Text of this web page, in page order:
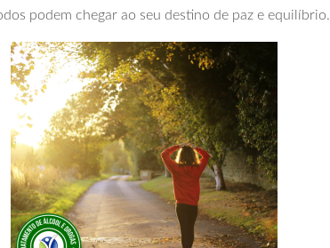
podem chegar ao seu destino de paz e equilíbrio.